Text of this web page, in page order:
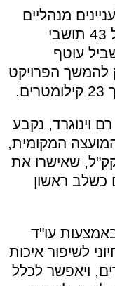
מנהליים
בירושלים דחה השבוע עתירה של 43 תושבי
עוטף
להמשך הפרויקט
וינוגרד, נקבע
המקומית,
שאישרו את
כשלב ראשון
עו"ד
לשיפור איכות
ויאפשר לכלל